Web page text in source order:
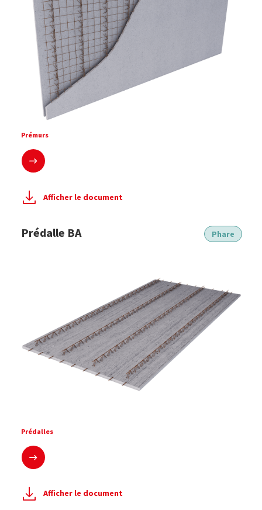
Prémurs
En savoir plus
Afficher le document
Phare
Prédalle BA
Prédalles
En savoir plus
Afficher le document